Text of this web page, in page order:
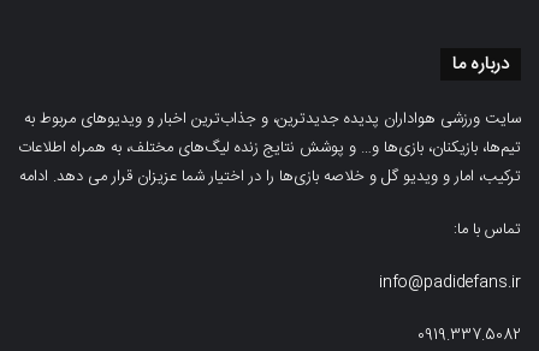
درباره ما
سایت ورزشی هواداران پدیده جدیدترین، و جذاب‌ترین اخبار و ویدیوهای مربوط به
تیم‌ها، بازیکنان، بازی‌ها و… و پوشش نتایج زنده لیگ‌های مختلف، به همراه اطلاعات
ترکیب، امار و ویدیو‌‌ گل‌ و خلاصه بازی‌ها را در اختیار شما عزیزان قرار می دهد. ادامه
تماس با ما:
info@padidefans.ir
0919.337.5082